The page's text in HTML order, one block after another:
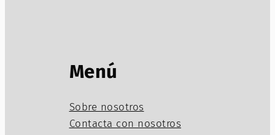
Menú
Sobre nosotros
Contacta con nosotros